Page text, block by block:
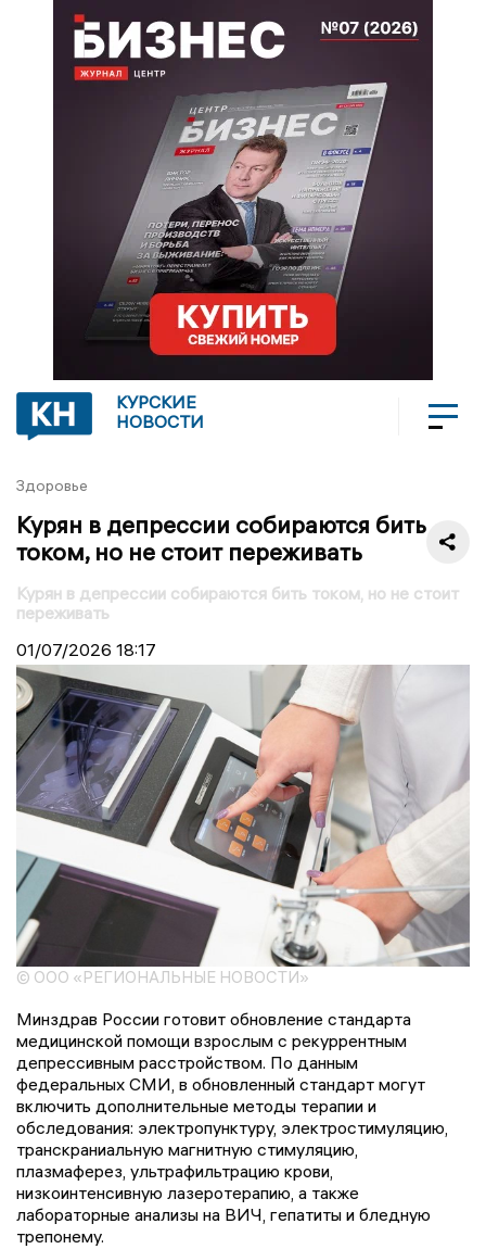
КУРСКИЕ
НОВОСТИ
Здоровье
Курян в депрессии собираются бить
током, но не стоит переживать
Курян в депрессии собираются бить током, но не стоит
переживать
01/07/2026 18:17
© ООО «РЕГИОНАЛЬНЫЕ НОВОСТИ»
Минздрав России готовит обновление стандарта
медицинской помощи взрослым с рекуррентным
депрессивным расстройством. По данным
федеральных СМИ, в обновленный стандарт могут
включить дополнительные методы терапии и
обследования: электропунктуру, электростимуляцию,
транскраниальную магнитную стимуляцию,
плазмаферез, ультрафильтрацию крови,
низкоинтенсивную лазеротерапию, а также
лабораторные анализы на ВИЧ, гепатиты и бледную
трепонему.